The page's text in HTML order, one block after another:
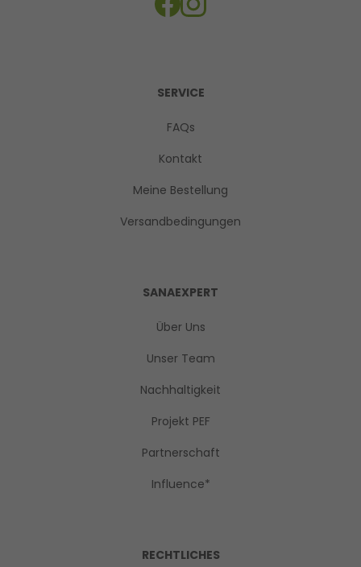
SERVICE
FAQs
Kontakt
Meine Bestellung
Versandbedingungen
SANAEXPERT
Über Uns
Unser Team
Nachhaltigkeit
Projekt PEF
Partnerschaft
Influence*
RECHTLICHES